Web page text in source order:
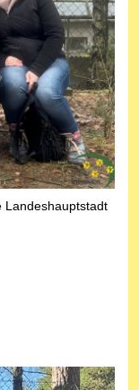
Landeshauptstadt